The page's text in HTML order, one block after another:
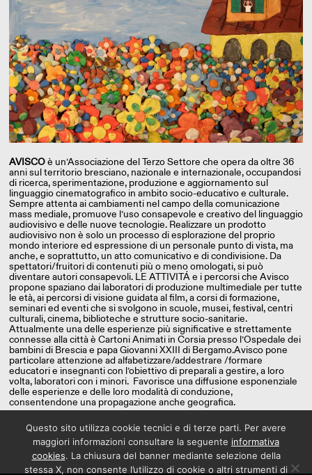
AVISCOè un’Associazione del Terzo Settore che opera da oltre 36
anni sul territorio bresciano, nazionale e internazionale, occupandosi
di ricerca, sperimentazione, produzione e aggiornamento sul
linguaggio cinematografico in ambito socio-educativo e culturale.
Sempre attenta ai cambiamenti nel campo della comunicazione
mass mediale, promuove l’uso consapevole e creativo del linguaggio
audiovisivo e delle nuove tecnologie. Realizzare un prodotto
audiovisivo non è solo un processo di esplorazione del proprio
mondo interiore ed espressione di un personale punto di vista, ma
anche, e soprattutto, un atto comunicativo e di condivisione. Da
spettatori/fruitori di contenuti più o meno omologati, si può
diventare autori consapevoli. LE ATTIVITÁ e i percorsi che Avisco
propone spaziano dai laboratori di produzione multimediale per tutte
le età, ai percorsi di visione guidata al film, a corsi di formazione,
seminari ed eventi che si svolgono in scuole, musei, festival, centri
culturali, cinema, biblioteche e strutture socio-sanitarie.
Attualmente una delle esperienze più significative e strettamente
connesse alla città è Cartoni Animati in Corsia presso l’Ospedale dei
bambini di Brescia e papa Giovanni XXIII di Bergamo.Avisco pone
particolare attenzione ad alfabetizzare/addestrare /formare
educatori e insegnanti con l’obiettivo di preparali a gestire, a loro
volta, laboratori con i minori. Favorisce una diffusione esponenziale
delle esperienze e delle loro modalità di conduzione,
consentendone una propagazione anche geografica.
Questo sito utilizza cookie tecnici e di terze parti. Per avere
maggiori informazioni consultare la seguente informativa
cookies. La chiusura del banner mediante selezione della
stessa X, non consente l’utilizzo di cookie o altri strumenti di